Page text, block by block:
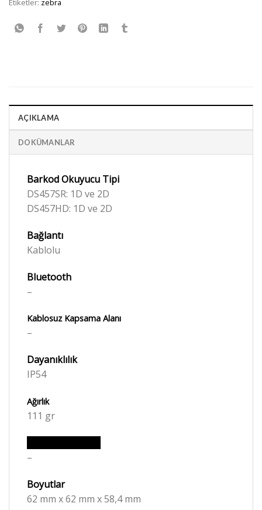
Etiketler: zebra
AÇIKLAMA
DOKÜMANLAR
Barkod Okuyucu Tipi
DS457SR: 1D ve 2D
DS457HD: 1D ve 2D
Bağlantı
Kablolu
Bluetooth
–
Kablosuz Kapsama Alanı
–
Dayanıklılık
IP54
Ağırlık
111 gr
–
Boyutlar
62 mm x 62 mm x 58,4 mm